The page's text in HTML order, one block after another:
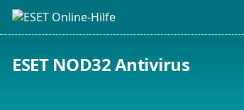
ESET NOD32 Antivirus